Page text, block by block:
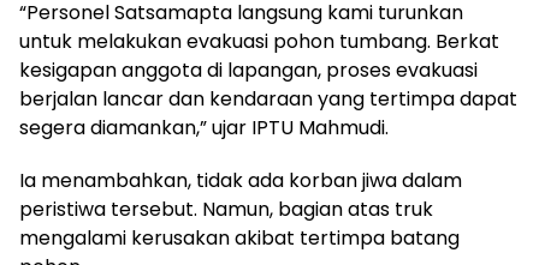
“Personel Satsamapta langsung kami turunkan
untuk melakukan evakuasi pohon tumbang. Berkat
kesigapan anggota di lapangan, proses evakuasi
berjalan lancar dan kendaraan yang tertimpa dapat
segera diamankan,” ujar IPTU Mahmudi.
Ia menambahkan, tidak ada korban jiwa dalam
peristiwa tersebut. Namun, bagian atas truk
mengalami kerusakan akibat tertimpa batang